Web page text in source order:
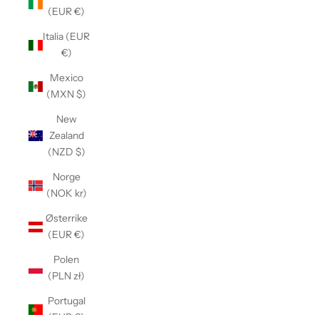
(EUR €)
Italia (EUR
€)
Mexico
(MXN $)
New
Zealand
(NZD $)
Norge
(NOK kr)
Østerrike
(EUR €)
Polen
(PLN zł)
Portugal